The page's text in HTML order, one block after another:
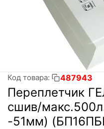
Код товара: 487943
Переплетчик
сшив/
-51мм)